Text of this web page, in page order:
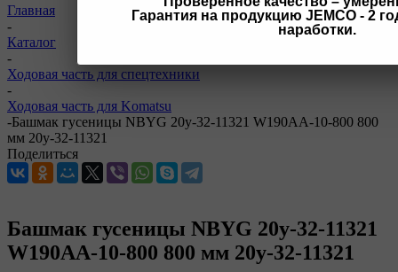
Гарантия на продукцию JEMCO - 2
наработки.
Главная
-
Каталог
-
Ходовая часть для спецтехники
-
Ходовая часть для Komatsu
-Башмак гусеницы NBYG 20y-32-11321 W190AA-10-800 800
мм 20y-32-11321
Поделиться
Башмак гусеницы NBYG 20y-32-11321
W190AA-10-800 800 мм 20y-32-11321